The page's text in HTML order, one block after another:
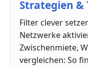
Strategien &
Filter clever
Netzwerke
Zwischenmiete,
vergleichen: So